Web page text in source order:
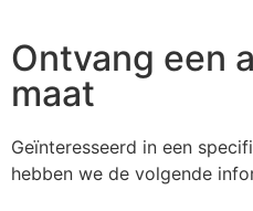
Ontvang een
maat
Geïnteresseerd in een
hebben we de volgende